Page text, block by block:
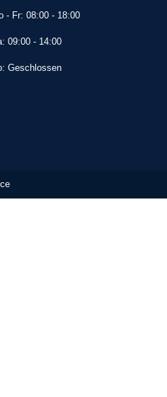
- Fr: 08:00 - 18:00
09:00 - 14:00
Geschlossen